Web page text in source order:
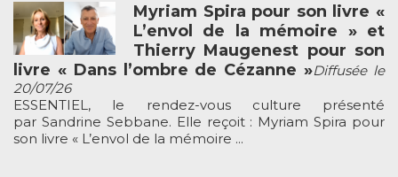
Myriam Spira pour son livre «
L’envol de la mémoire » et
Thierry Maugenest pour son
livre « Dans l’ombre de Cézanne »Diffusée le
20/07/26
ESSENTIEL, le rendez-vous culture présenté
par Sandrine Sebbane. Elle reçoit : Myriam Spira pour
son livre « L’envol de la mémoire ...